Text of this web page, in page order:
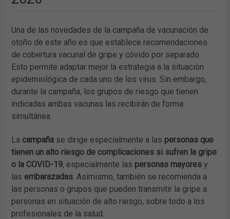
Una de las novedades de la campaña de vacunación de
otoño de este año es que establece recomendaciones
de cobertura vacunal de gripe y cóvido por separado.
Esto permite adaptar mejor la estrategia a la situación
epidemiológica de cada uno de los virus. Sin embargo,
durante la campaña, los grupos de riesgo que tienen
indicadas ambas vacunas las recibirán de forma
simultánea.
La campaña se dirige especialmente a las personas que
tienen un alto riesgo de complicaciones si sufren la gripe
o la COVID-19, especialmente las personas mayores y
las embarazadas . Asimismo, también se recomienda a
las personas o grupos que pueden transmitir la gripe a
personas en situación de alto riesgo, sobre todo a los
profesionales de la salud.